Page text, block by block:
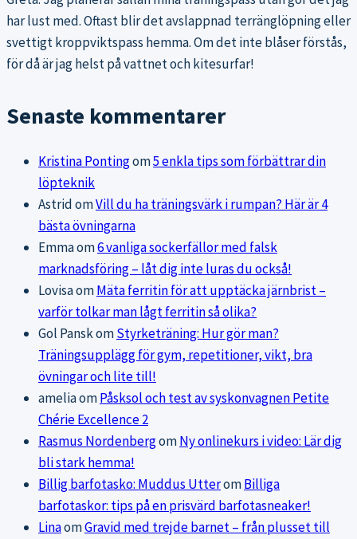
har lust med. Oftast blir det avslappnad terränglöpning eller
svettigt kroppviktspass hemma. Om det inte blåser förstås,
för då är jag helst på vattnet och kitesurfar!
Senaste kommentarer
Kristina Pontingom5 enkla tips som förbättrar din
löpteknik
AstridomVill du ha träningsvärk i rumpan? Här är 4
bästa övningarna
Emmaom6 vanliga sockerfällor med falsk
marknadsföring – låt dig inte luras du också!
LovisaomMäta ferritin för att upptäcka järnbrist –
varför tolkar man lågt ferritin så olika?
Gol PanskomStyrketräning: Hur gör man?
Träningsupplägg för gym, repetitioner, vikt, bra
övningar och lite till!
ameliaomPåsksol och test av syskonvagnen Petite
Chérie Excellence 2
Rasmus NordenbergomNy onlinekurs i video: Lär dig
bli stark hemma!
Billig barfotasko: Muddus UtteromBilliga
barfotaskor: tips på en prisvärd barfotasneaker!
LinaomGravid med trejde barnet – från plusset till